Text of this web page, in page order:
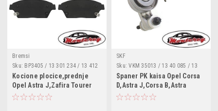
Bremsi
Sku: BP3405 / 13 301 234 / 13 412
810 / 16 05 135 / 16 05 178 / 22
799 077 / 22 799 078 / 5 42 115 /
2227 9077 / 0986494434 /
13046072632 / 13301234 /
Kocione plocice,prednje
Opel Astra J,Zafira Tourer
C,Mokka,Chevrolet
SKF
Sku: VKM 35013 / 13 40 085 / 13
40 267 / 13 40 550 / 13 40 551 /
25195388 / 55352021 / 55565236 /
63 40 553 / 90531965 / 90531986 /
1340085 / 1340267 / 1340550 /
Spaner PK kaisa Opel Corsa
D,Astra J,Corsa B,Astra
G,Astra H,Meriva